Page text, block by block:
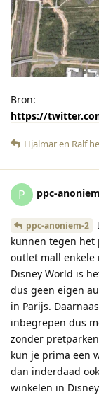
Bron:
https://
Hjalmaren Ralf
P ppc-
ppc-anoniem-2
kunnen tegen
outlet mall enkele
Disney World is
dus geen eigen
in Parijs.
inbegrepen dus
zonder
kun je prima een
dan inderdaad
winkelen in